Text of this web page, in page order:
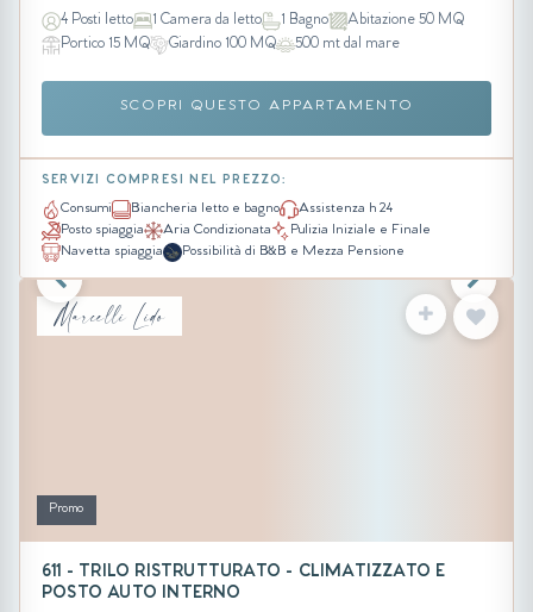
4 Posti letto 1 Camera da letto 1 Bagno
Abitazione 50 MQ
Portico 15 MQ
Giardino 100 MQ 500 mt dal mare
SCOPRI QUESTO APPARTAMENTO
SERVIZI COMPRESI NEL PREZZO:
Consumi Biancheria letto e bagno
Assistenza h 24
Posto spiaggia
Aria Condizionata
Pulizia Iniziale e Finale
Navetta spiaggia
Possibilità di B&B e Mezza Pensione
Marcelli Lido
Promo
611 - TRILO RISTRUTTURATO - CLIMATIZZATO E
POSTO AUTO INTERNO